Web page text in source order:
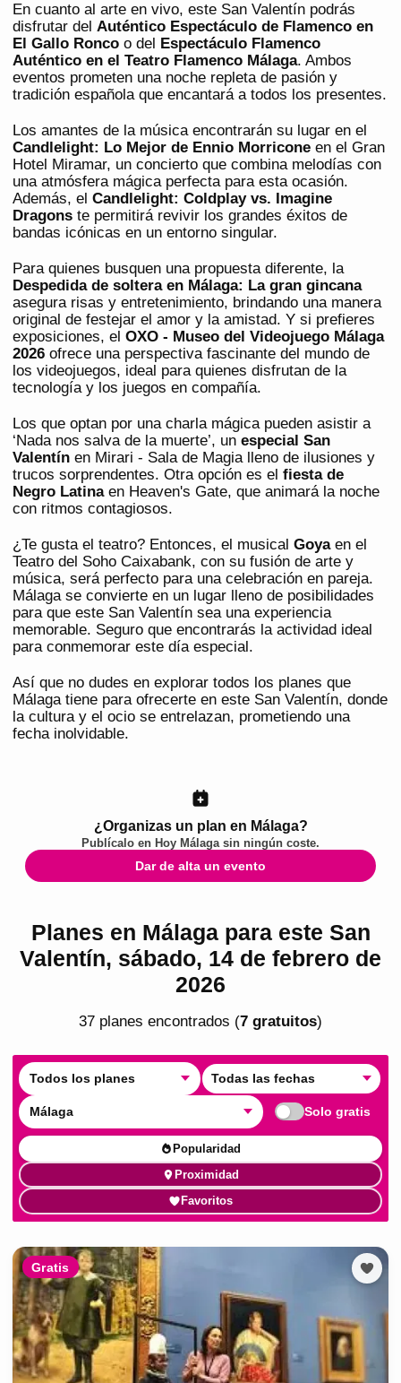
En cuanto al arte en vivo, este San Valentín podrás
disfrutar del Auténtico Espectáculo de Flamenco en
El Gallo Ronco o del Espectáculo Flamenco
Auténtico en el Teatro Flamenco Málaga. Ambos
eventos prometen una noche repleta de pasión y
tradición española que encantará a todos los presentes.
Los amantes de la música encontrarán su lugar en el
Candlelight: Lo Mejor de Ennio Morricone en el Gran
Hotel Miramar, un concierto que combina melodías con
una atmósfera mágica perfecta para esta ocasión.
Además, el Candlelight: Coldplay vs. Imagine
Dragons te permitirá revivir los grandes éxitos de
bandas icónicas en un entorno singular.
Para quienes busquen una propuesta diferente, la
Despedida de soltera en Málaga: La gran gincana
asegura risas y entretenimiento, brindando una manera
original de festejar el amor y la amistad. Y si prefieres
exposiciones, el OXO - Museo del Videojuego Málaga
2026 ofrece una perspectiva fascinante del mundo de
los videojuegos, ideal para quienes disfrutan de la
tecnología y los juegos en compañía.
Los que optan por una charla mágica pueden asistir a
‘Nada nos salva de la muerte’, un especial San
Valentín en Mirari - Sala de Magia lleno de ilusiones y
trucos sorprendentes. Otra opción es el fiesta de
Negro Latinaen Heaven's Gate, que animará la noche
con ritmos contagiosos.
¿Te gusta el teatro? Entonces, el musical Goyaen el
Teatro del Soho Caixabank, con su fusión de arte y
música, será perfecto para una celebración en pareja.
Málaga se convierte en un lugar lleno de posibilidades
para que este San Valentín sea una experiencia
memorable. Seguro que encontrarás la actividad ideal
para conmemorar este día especial.
Así que no dudes en explorar todos los planes que
Málaga tiene para ofrecerte en este San Valentín, donde
la cultura y el ocio se entrelazan, prometiendo una
fecha inolvidable.
¿Organizas un plan en Málaga?
Publícalo en Hoy Málagasin ningún coste.
Dar de alta un evento
Planes en Málaga para este San
Valentín, sábado, 14 de febrero de
2026
37 planes encontrados (7 gratuitos)
Todos los planes Todas las fechas
Málaga Solo gratis
Popularidad
Proximidad
Favoritos
Gratis